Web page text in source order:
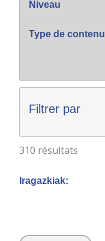
Niveau
Type de contenu
Filtrer par
310 résultats
Iragazkiak: